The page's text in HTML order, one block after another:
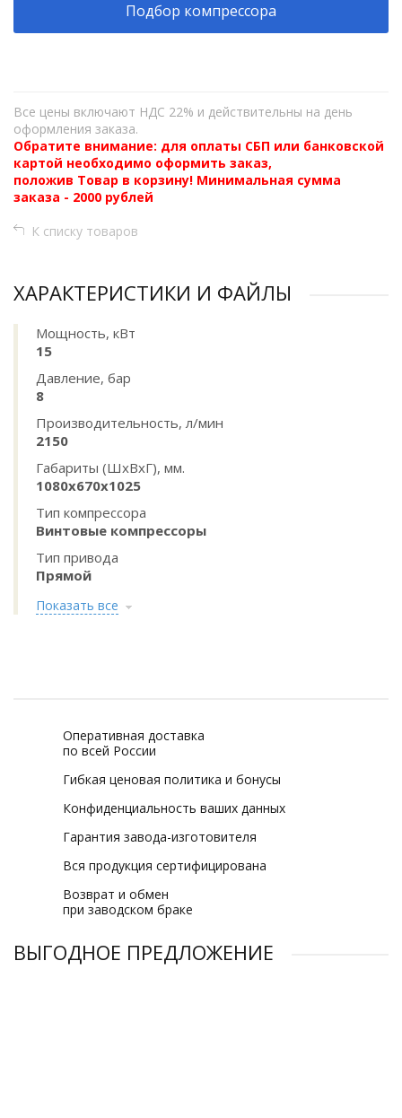
Подбор компрессора
Все цены включают НДС 22% и действительны на день
оформления заказа.
Обратите внимание: для оплаты СБП или банковской
картой необходимо оформить заказ,
положив Товар в корзину! Минимальная сумма
заказа - 2000 рублей
К списку товаров
ХАРАКТЕРИСТИКИ И ФАЙЛЫ
Мощность, кВт
15
Давление, бар
8
Производительность, л/мин
2150
Габариты (ШхВхГ), мм.
1080x670x1025
Тип компрессора
Винтовые компрессоры
Тип привода
Прямой
Показать все
Оперативная доставка
по всей России
Гибкая ценовая политика и бонусы
Конфиденциальность ваших данных
Гарантия завода-изготовителя
Вся продукция сертифицирована
Возврат и обмен
при заводском браке
ВЫГОДНОЕ ПРЕДЛОЖЕНИЕ